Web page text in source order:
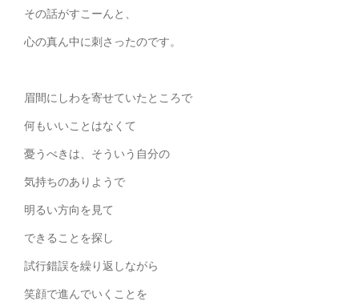
その話がすこーんと、
心の真ん中に刺さったのです。
眉間にしわを寄せていたところで
何もいいことはなくて
憂うべきは、そういう自分の
気持ちのありようで
明るい方向を見て
できることを探し
試行錯誤を繰り返しながら
笑顔で進んでいくことを